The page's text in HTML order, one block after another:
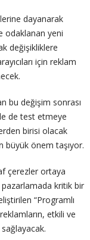
dayanarak
odaklanan yeni
değişikliklere
için reklam
bu değişim sonrası
de test etmeye
birisi olacak
büyük önem taşıyor.
çerezler ortaya
kritik bir
“Programlı
reklamların, etkili ve